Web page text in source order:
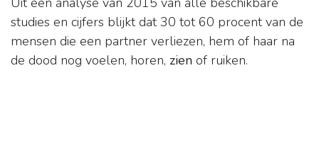
studies en cijfers blijkt dat 30 tot 60 procent van de
mensen die een partner verliezen, hem of haar na
de dood nog voelen, horen, zien of ruiken.